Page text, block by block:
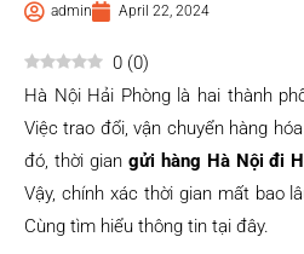
admin April 22, 2024
0 (0)
Hà Nội Hải Phòng là hai thành
Việc trao đổi, vận chuyển hàng
đó, thời gian gửi hàng Hà Nội đi
Vậy, chính xác thời gian mất bao
Cùng tìm hiểu thông tin tại đây.